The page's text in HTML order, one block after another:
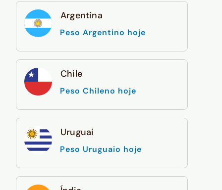
Argentina
Peso Argentino hoje
Chile
Peso Chileno hoje
Uruguai
Peso Uruguaio hoje